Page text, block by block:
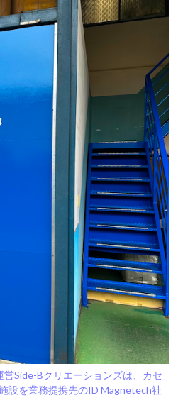
営Side-Bクリエーションズは、カセ
設を業務提携先のID Magnetech社